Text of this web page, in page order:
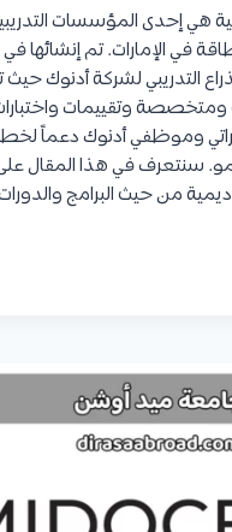
هي إحدى المؤسسات
في الإمارات. تم إنشائها
التدريبي لشركة أدنوك
ومتخصصة وتقييمات
وموظفي أدنوك دعماً
سنتعرف في هذا المقال
من حيث البرامج